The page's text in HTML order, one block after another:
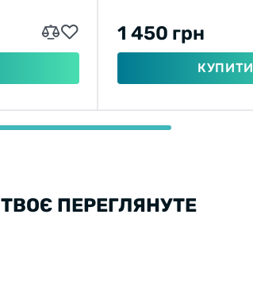
1 450 грн
КУПИТИ
ТВОЄ ПЕРЕГЛЯНУТЕ